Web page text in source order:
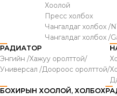
Хоолой
Пресс холбох
Чангалдаг холбох /
Чангалдаг холбох /
РАДИАТОР
Энгийн /Хажуу оролттой/
Универсал /Доороос оролттой/
БОХИРЫН ХООЛОЙ, ХОЛБОХ